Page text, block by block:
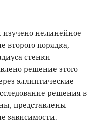
нелинейное
второго порядка,
стенки
решение этого
эллиптические
решения в
представлены
зависимости.